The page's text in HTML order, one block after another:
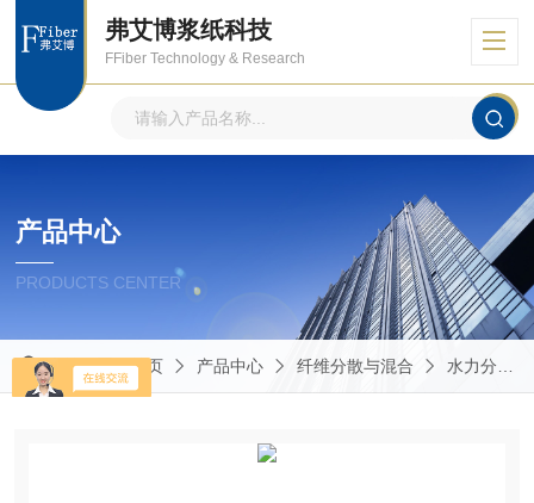
弗艾博浆纸科技
FFiber Technology & Research
产品中心
PRODUCTS CENTER
当前位置：首页 产品中心 纤维分散与混合 水力分散碎浆机